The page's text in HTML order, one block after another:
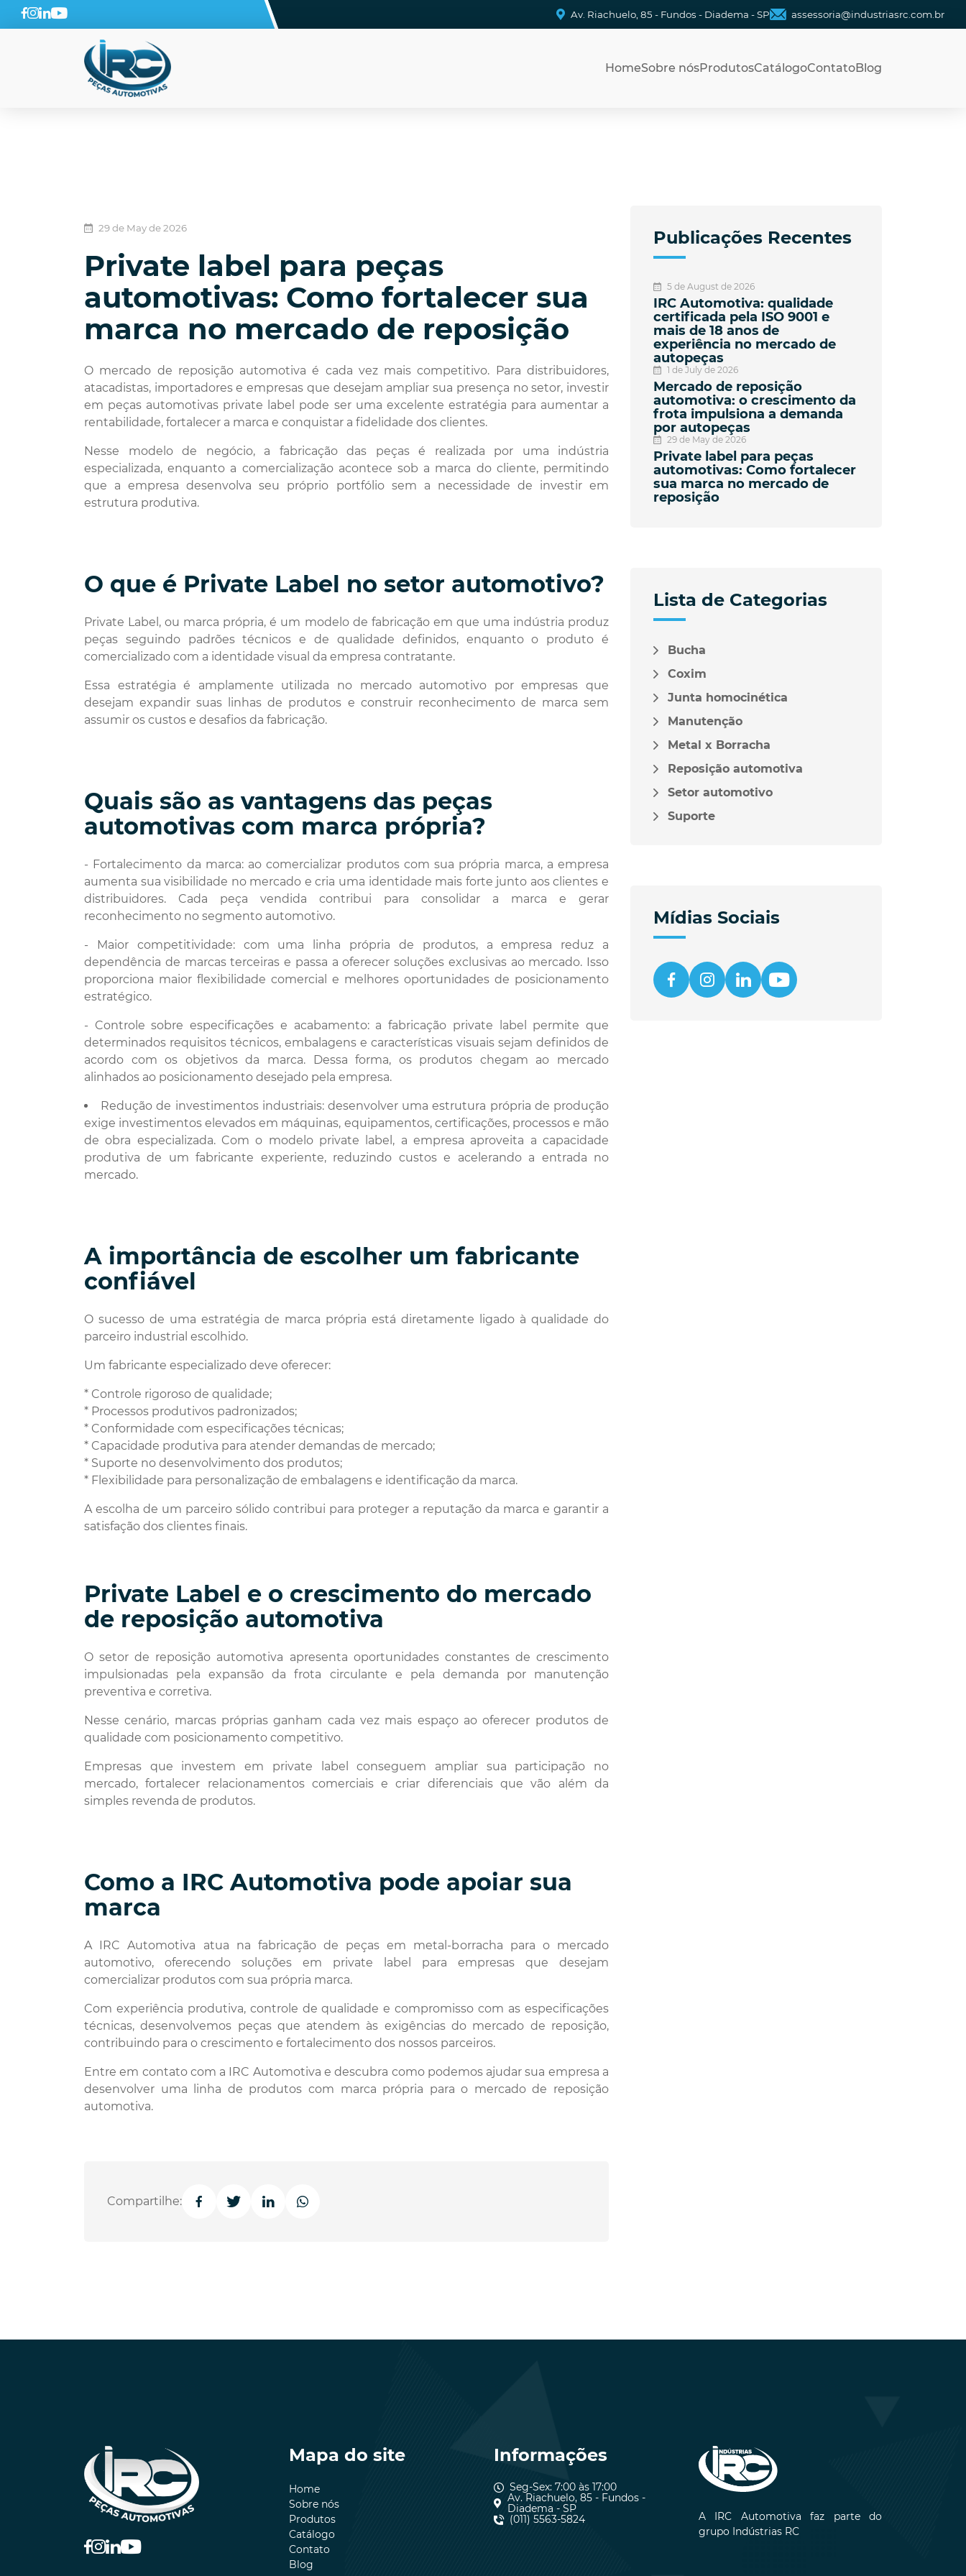
Av. Riachuelo, 85 - Fundos - Diadema - SP assessoria@industriasrc.com.br
HomeSobre nósProdutosCatálogoContatoBlog
29 de May de 2026
Private label para peças
automotivas: Como fortalecer sua
marca no mercado de reposição
O mercado de reposição automotiva é cada vez mais competitivo. Para distribuidores,
atacadistas, importadores e empresas que desejam ampliar sua presença no setor, investir
em peças automotivas private label pode ser uma excelente estratégia para aumentar a
rentabilidade, fortalecer a marca e conquistar a fidelidade dos clientes.
Nesse modelo de negócio, a fabricação das peças é realizada por uma indústria
especializada, enquanto a comercialização acontece sob a marca do cliente, permitindo
que a empresa desenvolva seu próprio portfólio sem a necessidade de investir em
estrutura produtiva.
O que é Private Label no setor automotivo?
Private Label, ou marca própria, é um modelo de fabricação em que uma indústria produz
peças seguindo padrões técnicos e de qualidade definidos, enquanto o produto é
comercializado com a identidade visual da empresa contratante.
Essa estratégia é amplamente utilizada no mercado automotivo por empresas que
desejam expandir suas linhas de produtos e construir reconhecimento de marca sem
assumir os custos e desafios da fabricação.
Quais são as vantagens das peças
automotivas com marca própria?
- Fortalecimento da marca: ao comercializar produtos com sua própria marca, a empresa
aumenta sua visibilidade no mercado e cria uma identidade mais forte junto aos clientes e
distribuidores. Cada peça vendida contribui para consolidar a marca e gerar
reconhecimento no segmento automotivo.
- Maior competitividade: com uma linha própria de produtos, a empresa reduz a
dependência de marcas terceiras e passa a oferecer soluções exclusivas ao mercado. Isso
proporciona maior flexibilidade comercial e melhores oportunidades de posicionamento
estratégico.
- Controle sobre especificações e acabamento: a fabricação private label permite que
determinados requisitos técnicos, embalagens e características visuais sejam definidos de
acordo com os objetivos da marca. Dessa forma, os produtos chegam ao mercado
alinhados ao posicionamento desejado pela empresa.
Redução de investimentos industriais: desenvolver uma estrutura própria de produção
exige investimentos elevados em máquinas, equipamentos, certificações, processos e mão
de obra especializada. Com o modelo private label, a empresa aproveita a capacidade
produtiva de um fabricante experiente, reduzindo custos e acelerando a entrada no
mercado.
A importância de escolher um fabricante
confiável
O sucesso de uma estratégia de marca própria está diretamente ligado à qualidade do
parceiro industrial escolhido.
Um fabricante especializado deve oferecer:
* Controle rigoroso de qualidade;
* Processos produtivos padronizados;
* Conformidade com especificações técnicas;
* Capacidade produtiva para atender demandas de mercado;
* Suporte no desenvolvimento dos produtos;
* Flexibilidade para personalização de embalagens e identificação da marca.
A escolha de um parceiro sólido contribui para proteger a reputação da marca e garantir a
satisfação dos clientes finais.
Private Label e o crescimento do mercado
de reposição automotiva
O setor de reposição automotiva apresenta oportunidades constantes de crescimento
impulsionadas pela expansão da frota circulante e pela demanda por manutenção
preventiva e corretiva.
Nesse cenário, marcas próprias ganham cada vez mais espaço ao oferecer produtos de
qualidade com posicionamento competitivo.
Empresas que investem em private label conseguem ampliar sua participação no
mercado, fortalecer relacionamentos comerciais e criar diferenciais que vão além da
simples revenda de produtos.
Como a IRC Automotiva pode apoiar sua
marca
A IRC Automotiva atua na fabricação de peças em metal-borracha para o mercado
automotivo, oferecendo soluções em private label para empresas que desejam
comercializar produtos com sua própria marca.
Com experiência produtiva, controle de qualidade e compromisso com as especificações
técnicas, desenvolvemos peças que atendem às exigências do mercado de reposição,
contribuindo para o crescimento e fortalecimento dos nossos parceiros.
Entre em contato com a IRC Automotiva e descubra como podemos ajudar sua empresa a
desenvolver uma linha de produtos com marca própria para o mercado de reposição
automotiva.
Compartilhe:
Publicações Recentes
5 de August de 2026
IRC Automotiva: qualidade
certificada pela ISO 9001 e
mais de 18 anos de
experiência no mercado de
autopeças
1 de July de 2026
Mercado de reposição
automotiva: o crescimento da
frota impulsiona a demanda
por autopeças
29 de May de 2026
Private label para peças
automotivas: Como fortalecer
sua marca no mercado de
reposição
Lista de Categorias
Bucha
Coxim
Junta homocinética
Manutenção
Metal x Borracha
Reposição automotiva
Setor automotivo
Suporte
Mídias Sociais
Mapa do site
Home
Sobre nós
Produtos
Catálogo
Contato
Blog
Informações
Seg-Sex: 7:00 às 17:00
Av. Riachuelo, 85 - Fundos -
Diadema - SP
(011) 5563-5824
A IRC Automotiva faz parte do
grupo Indústrias RC